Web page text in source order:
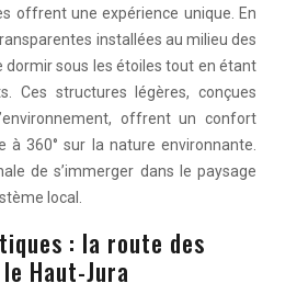
offrent une expérience unique. En
installées au milieu des
sous les étoiles tout en étant
Ces structures légères, conçues
offrent un confort
à 360° sur la nature environnante.
de s’immerger dans le paysage
local.
: la route des
Haut-Jura